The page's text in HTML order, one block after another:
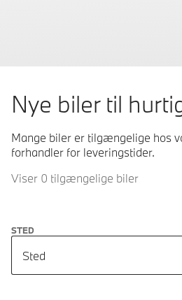
Nye biler til
Mange biler er tilgængelige hos
forhandler for leveringstider.
Viser 0 tilgængelige biler
STED
Sted